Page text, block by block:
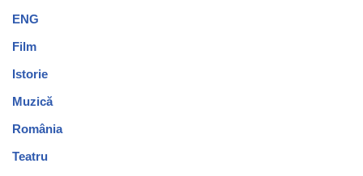
ENG
Film
Istorie
Muzică
România
Teatru